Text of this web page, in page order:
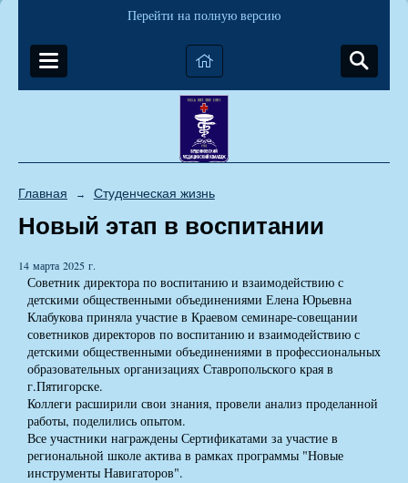
Перейти на полную версию
Главная → Студенческая жизнь
Новый этап в воспитании
14 марта 2025 г.
Советник директора по воспитанию и взаимодействию с
детскими общественными объединениями Елена Юрьевна
Клабукова приняла участие в Краевом семинаре-совещании
советников директоров по воспитанию и взаимодействию с
детскими общественными объединениями в профессиональных
образовательных организациях Ставропольского края в
г.Пятигорске.
Коллеги расширили свои знания, провели анализ проделанной
работы, поделились опытом.
Все участники награждены Сертификатами за участие в
региональной школе актива в рамках программы "Новые
инструменты Навигаторов".